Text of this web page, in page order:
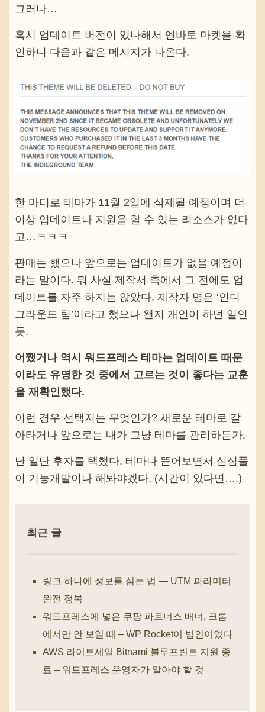
그러나…
혹시 업데이트 버전이 있나해서 엔바토 마켓을 확
인하니 다음과 같은 메시지가 나온다.
한 마디로 테마가 11월 2일에 삭제될 예정이며 더
이상 업데이트나 지원을 할 수 있는 리소스가 없다
고…ㅋㅋㅋ
판매는 했으나 앞으로는 업데이트가 없을 예정이
라는 말이다. 뭐 사실 제작서 측에서 그 전에도 업
데이트를 자주 하지는 않았다. 제작자 명은 ‘인디
그라운드 팀’이라고 했으나 왠지 개인이 하던 일인
듯.
어쨌거나 역시 워드프레스 테마는 업데이트 때문
이라도 유명한 것 중에서 고르는 것이 좋다는 교훈
을 재확인했다.
이런 경우 선택지는 무엇인가? 새로운 테마로 갈
아타거나 앞으로는 내가 그냥 테마를 관리하든가.
난 일단 후자를 택했다. 테마나 뜯어보면서 심심풀
이 기능개발이나 해봐야겠다. (시간이 있다면….)
최근 글
링크 하나에 정보를 심는 법 — UTM 파라미터
완전 정복
워드프레스에 넣은 쿠팡 파트너스 배너, 크롬
에서만 안 보일 때 – WP Rocket이 범인이었다
AWS 라이트세일 Bitnami 블루프린트 지원 종
료 – 워드프레스 운영자가 알아야 할 것